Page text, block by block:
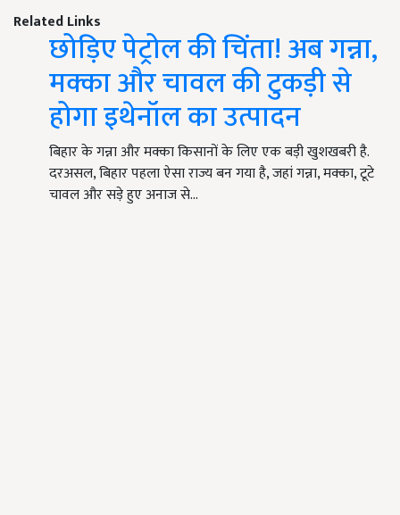
Related Links
छोड़िए पेट्रोल की चिंता! अब गन्ना,
मक्का और चावल की टुकड़ी से
होगा इथेनॉल का उत्पादन
बिहार के गन्ना और मक्का किसानों के लिए एक बड़ी खुशखबरी है.
दरअसल, बिहार पहला ऐसा राज्य बन गया है, जहां गन्ना, मक्का, टूटे
चावल और सड़े हुए अनाज से…